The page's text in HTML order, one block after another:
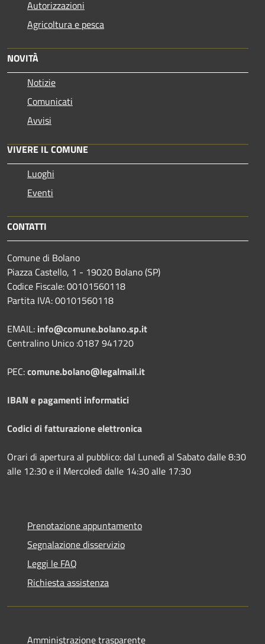
Autorizzazioni
Agricoltura e pesca
NOVITÀ
Notizie
Comunicati
Avvisi
VIVERE IL COMUNE
Luoghi
Eventi
CONTATTI
Comune di Bolano
Piazza Castello, 1 - 19020 Bolano (SP)
Codice Fiscale: 00101560118
Partita IVA: 00101560118
EMAIL: info@comune.bolano.sp.it
Centralino Unico :0187 941720
PEC:comune.bolano@legalmail.it
IBAN e pagamenti informatici
Codici di fatturazione elettronica
Orari di apertura al pubblico: dal Lunedì al Sabato dalle 8:30
alle 12:30 e il Mercoledì dalle 14:30 alle 17:30
Prenotazione appuntamento
Segnalazione disservizio
Leggi le FAQ
Richiesta assistenza
Amministrazione trasparente